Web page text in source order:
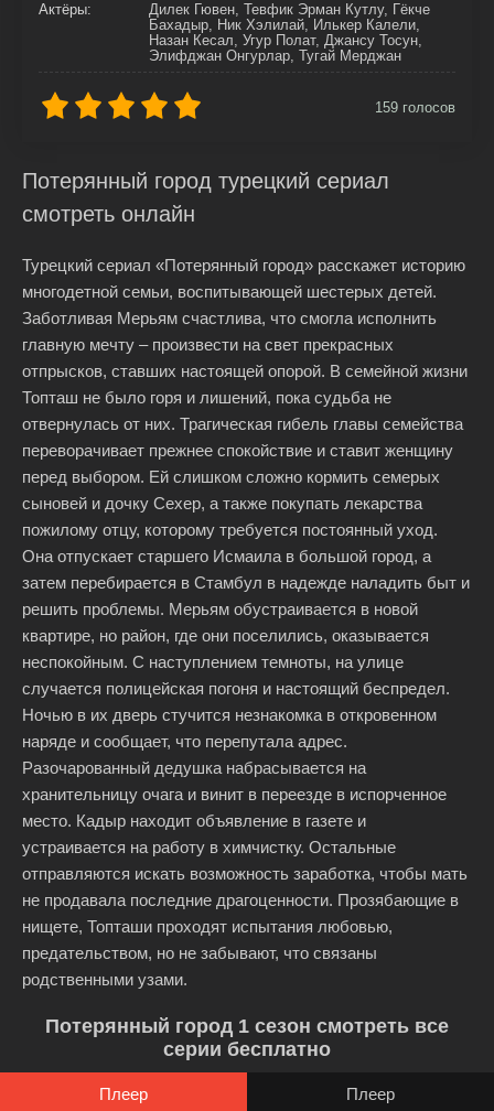
Актёры:
Дилек Гювен, Тевфик Эрман Кутлу, Гёкче
Бахадыр, Ник Хэлилай, Илькер Калели,
Назан Кесал, Угур Полат, Джансу Тосун,
Элифджан Онгурлар, Тугай Мерджан
159 голосов
Потерянный город турецкий сериал
смотреть онлайн
Турецкий сериал «Потерянный город» расскажет историю
многодетной семьи, воспитывающей шестерых детей.
Заботливая Мерьям счастлива, что смогла исполнить
главную мечту – произвести на свет прекрасных
отпрысков, ставших настоящей опорой. В семейной жизни
Топташ не было горя и лишений, пока судьба не
отвернулась от них. Трагическая гибель главы семейства
переворачивает прежнее спокойствие и ставит женщину
перед выбором. Ей слишком сложно кормить семерых
сыновей и дочку Сехер, а также покупать лекарства
пожилому отцу, которому требуется постоянный уход.
Она отпускает старшего Исмаила в большой город, а
затем перебирается в Стамбул в надежде наладить быт и
решить проблемы. Мерьям обустраивается в новой
квартире, но район, где они поселились, оказывается
неспокойным. С наступлением темноты, на улице
случается полицейская погоня и настоящий беспредел.
Ночью в их дверь стучится незнакомка в откровенном
наряде и сообщает, что перепутала адрес.
Разочарованный дедушка набрасывается на
хранительницу очага и винит в переезде в испорченное
место. Кадыр находит объявление в газете и
устраивается на работу в химчистку. Остальные
отправляются искать возможность заработка, чтобы мать
не продавала последние драгоценности. Прозябающие в
нищете, Топташи проходят испытания любовью,
предательством, но не забывают, что связаны
родственными узами.
Потерянный город 1 сезон смотреть все
серии бесплатно
Плеер
Плеер